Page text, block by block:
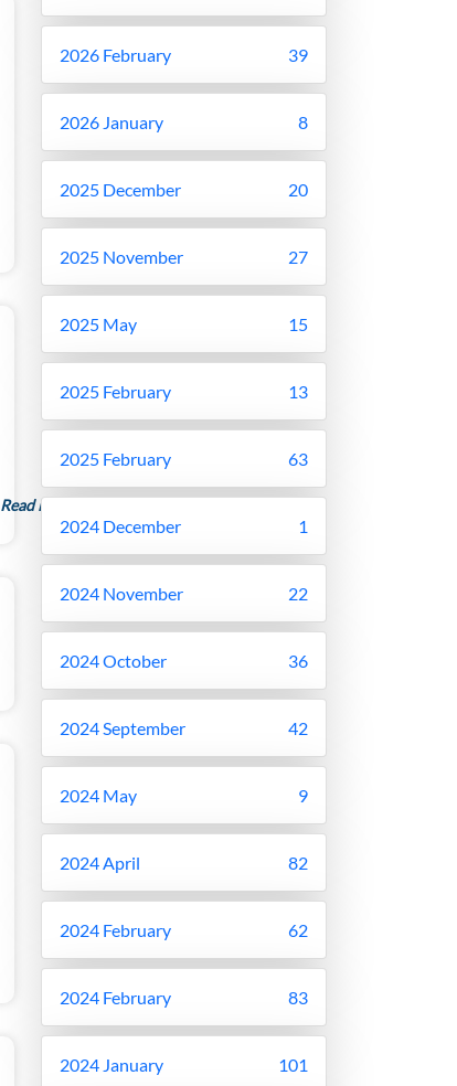
Read More
2026 February 39
2026 January 8
2025 December 20
2025 November 27
2025 May 15
2025 February 13
2025 February 63
2024 December 1
2024 November 22
2024 October 36
2024 September 42
2024 May 9
2024 April 82
2024 February 62
2024 February 83
2024 January 101